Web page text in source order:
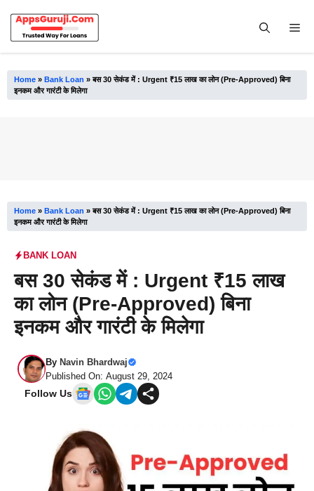
content
Home » Bank Loan »बस 30 सेकंड में : Urgent ₹15 लाख का लोन (Pre-Approved) बिना
इनकम और गारंटी के मिलेगा
Home » Bank Loan »बस 30 सेकंड में : Urgent ₹15 लाख का लोन (Pre-Approved) बिना
इनकम और गारंटी के मिलेगा
BANK LOAN
बस 30 सेकंड में : Urgent ₹15 लाख
का लोन (Pre-Approved) बिना
इनकम और गारंटी के मिलेगा
By Navin Bhardwaj
Published On: August 29, 2024
Follow Us